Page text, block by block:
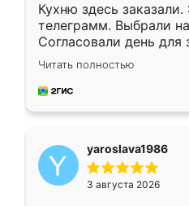
Кухню здесь
телеграмм. Выбрали
Согласовали день для
недели кухня была уже
довольны работой.
мебель за
Читать полностью
yaroslava1986
3 августа 2026